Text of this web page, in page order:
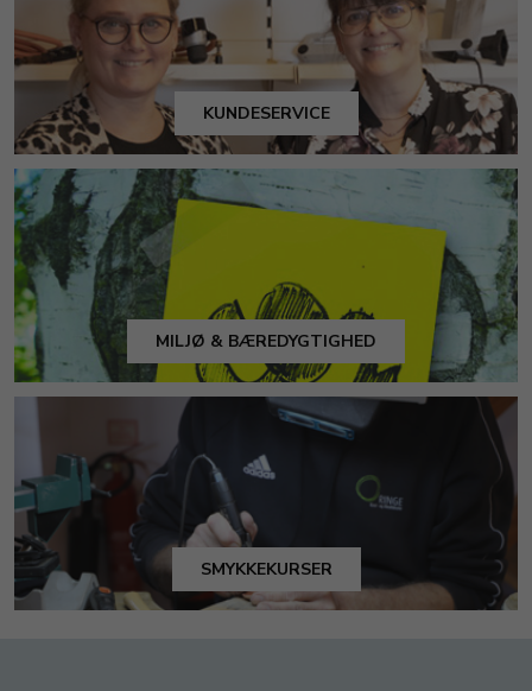
KUNDESERVICE
MILJØ & BÆREDYGTIGHED
SMYKKEKURSER